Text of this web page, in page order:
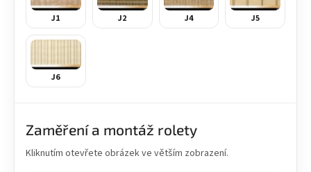
J1 J2 J4 J5
J6
Zaměření a montáž rolety
Kliknutím otevřete obrázek ve větším zobrazení.